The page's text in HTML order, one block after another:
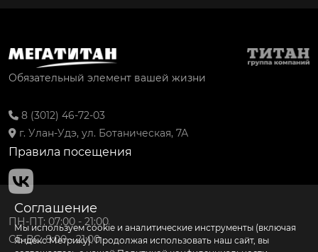
Соглашение
Мы используем cookie и аналитические инструменты (включая
Яндекс Метрику). Продолжая использовать наш сайт, вы
Обязательный элемент вашей жизни
8 (3012) 46-72-03
г. Улан-Удэ, ул. Ботаническая, 7А
Правила посещения
ПН-ПТ: 07:00 - 21:00
СБ-ВС: 8:00 - 21:00